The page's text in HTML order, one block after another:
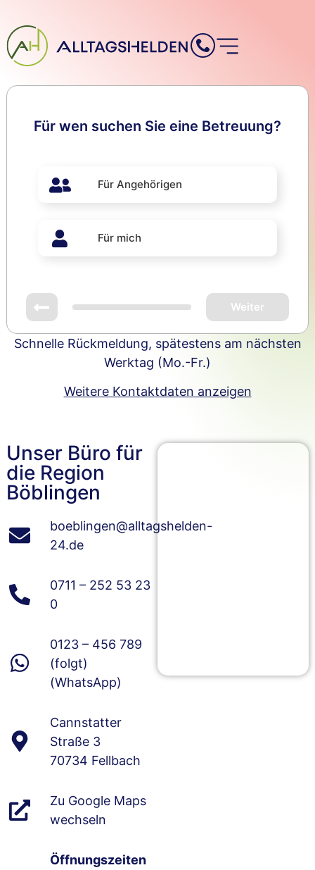
Für wen suchen Sie eine Betreuung?
Für Angehörigen
Für mich
Weiter
Schnelle Rückmeldung, spätestens am nächsten
Werktag (Mo.-Fr.)
Weitere Kontaktdaten anzeigen
Unser Büro für
die Region
Böblingen
boeblingen@alltagshelden-
24.de
0711 – 252 53 23
0
0123 – 456 789
(folgt)
(WhatsApp)
Cannstatter
Straße 3
70734 Fellbach
Zu Google Maps
wechseln
Öffnungszeiten